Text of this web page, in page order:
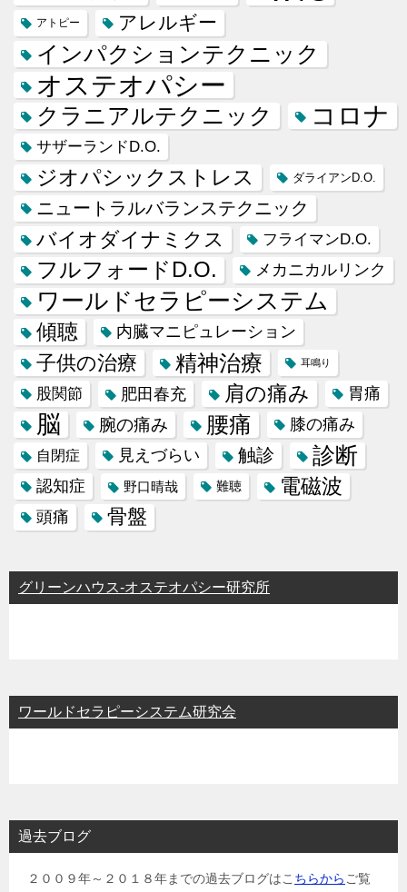
アトピー アレルギー
インパクションテクニック
オステオパシー
クラニアルテクニック コロナ
サザーランドD.O.
ジオパシックストレス ダライアンD.O.
ニュートラルバランステクニック
バイオダイナミクス フライマンD.O.
フルフォードD.O. メカニカルリンク
ワールドセラピーシステム
傾聴 内臓マニピュレーション
子供の治療 精神治療 耳鳴り
股関節 肥田春充 肩の痛み 胃痛
脳 腕の痛み 腰痛 膝の痛み
自閉症 見えづらい 触診 診断
認知症 野口晴哉 難聴 電磁波
頭痛 骨盤
グリーンハウス-オステオパシー研究所
ワールドセラピーシステム研究会
過去ブログ
２００９年～２０１８年までの過去ブログはこ ちらから ご覧